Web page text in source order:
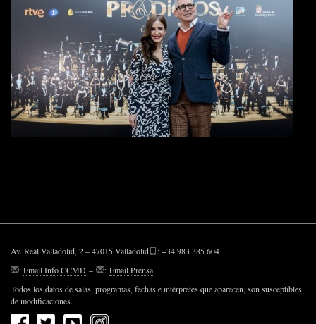
Av. Real Valladolid, 2 – 47015 Valladolid
: +34 983 385 604
:Email Info CCMD – : Email Prensa
Todos los datos de salas, programas, fechas e intérpretes que aparecen, son susceptibles
de modificaciones.